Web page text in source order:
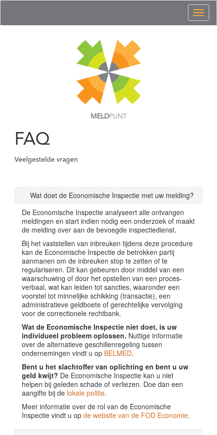
MELDPUNT
FAQ
Veelgestelde vragen
Wat doet de Economische Inspectie met uw melding?
De Economische Inspectie analyseert alle ontvangen
meldingen en start indien nodig een onderzoek of maakt
de melding over aan de bevoegde inspectiedienst.
Bij het vaststellen van inbreuken tijdens deze procedure
kan de Economische Inspectie de betrokken partij
aanmanen om de inbreuken stop te zetten of te
regulariseren. Dit kan gebeuren door middel van een
waarschuwing of door het opstellen van een proces-
verbaal, wat kan leiden tot sancties, waaronder een
voorstel tot minnelijke schikking (transactie), een
administratieve geldboete of gerechtelijke vervolging
voor de correctionele rechtbank.
Wat de Economische Inspectie niet doet, is uw
individueel probleem oplossen. Nuttige informatie
over de alternatieve geschillenregeling tussen
ondernemingen vindt u op BELMED.
Bent u het slachtoffer van oplichting en bent u uw
geld kwijt? De Economische Inspectie kan u niet
helpen bij geleden schade of verliezen. Doe dan een
aangifte bij de lokale politie.
Meer informatie over de rol van de Economische
Inspectie vindt u op de website van de FOD Economie.